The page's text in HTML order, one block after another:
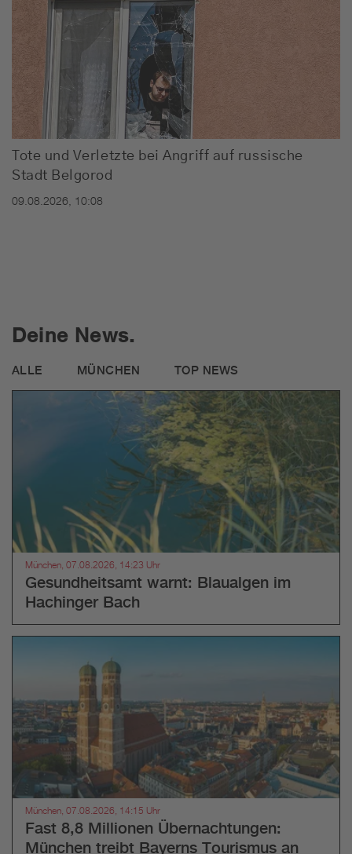
Tote und Verletzte bei Angriff auf russische
Stadt Belgorod
09.08.2026, 10:08
Deine News.
ALLE MÜNCHEN TOP NEWS
München, 07.08.2026, 14:23 Uhr
Gesundheitsamt warnt: Blaualgen im
Hachinger Bach
München, 07.08.2026, 14:15 Uhr
Fast 8,8 Millionen Übernachtungen:
München treibt Bayerns Tourismus an